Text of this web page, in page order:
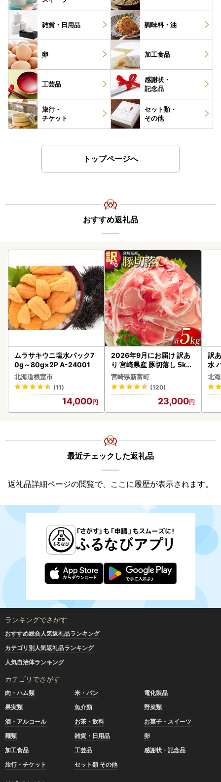
雑貨・ 日用品 調味料・ 油
卵 加工食品
工芸品
感謝状・
記念品
旅行・
チケット
セット類・
その他
トップページへ
おすすめ返礼品
ムラサキウニ塩水パック7
0g～80g×2P A-24001
北海道根室市
(11)
14,000
2026年9月にお届け 訳あ
り 宮崎県産 豚切落し 5kg
C325-2506-2609
宮崎県新富町
(120)
23,000
訳
水
ク
付
海
取
北
最近チェックした返礼品
返礼品詳細ページの閲覧で、ここに履歴が表示されます。
ランキングでさがす
おすすめ総合人気返礼品ランキング
カテゴリ別人気返礼品ランキング
人気自治体ランキング
カテゴリでさがす
肉・ハム類 米・パン
電化製品
果実類
魚介類
野菜類
酒・アルコール
お茶・飲料
お菓子・スイーツ
麺類
雑貨・日用品
卵
加工食品
工芸品
感謝状・記念品
旅行・チケット
セット類 その他